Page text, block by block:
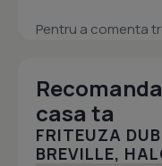
Pentru a comenta
casa ta
FRITEUZA
BREVILLE,